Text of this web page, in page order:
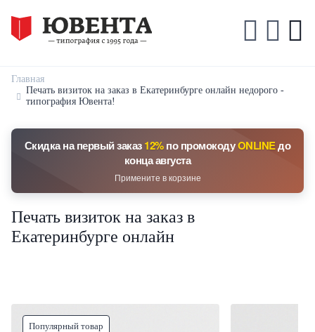
Главная
Печать визиток на заказ в Екатеринбурге онлайн недорого -
типография Ювента!
Скидка на первый заказ12%по промокодуONLINEдо
конца августа
Примените в корзине
Печать визиток на заказ в
Екатеринбурге онлайн
Популярный товар